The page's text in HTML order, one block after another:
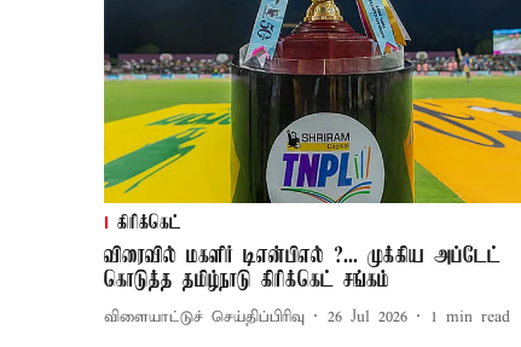
கிரிக்கெட்
விரைவில் மகளிர் டிஎன்பிஎல் ?... முக்கிய அப்டேட்
கொடுத்த தமிழ்நாடு கிரிக்கெட் சங்கம்
விளையாட்டுச் செய்திப்பிரிவு 26 Jul 2026 1 min read